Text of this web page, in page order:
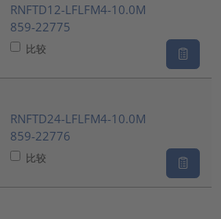
RNFTD12-LFLFM4-10.0M
859-22775
比较
RNFTD24-LFLFM4-10.0M
859-22776
比较